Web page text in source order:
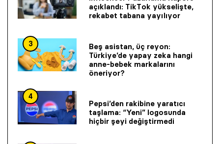
açıklandı: TikTok yükselişte,
rekabet tabana yayılıyor
3
Beş asistan, üç reyon:
Türkiye’de yapay zeka hangi
anne-bebek markalarını
öneriyor?
4
Pepsi’den rakibine yaratıcı
taşlama: “Yeni” logosunda
hiçbir şeyi değiştirmedi